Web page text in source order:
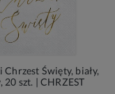
Chrzest Święty, biały,
20 szt. | CHRZEST